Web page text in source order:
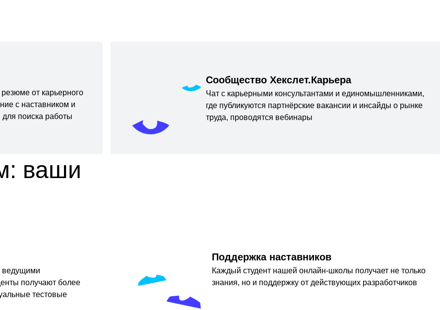
от карьерного
с наставником и
поиска работы
Сообщество Хекслет.Карьера
Чат с карьерными консультантами и единомышленниками,
где публикуются партнёрские вакансии и инсайды о рынке
труда, проводятся вебинары
ваши
ведущими
получают более
тестовые
Поддержка наставников
Каждый студент нашей онлайн-школы получает не только
знания, но и поддержку от действующих разработчиков